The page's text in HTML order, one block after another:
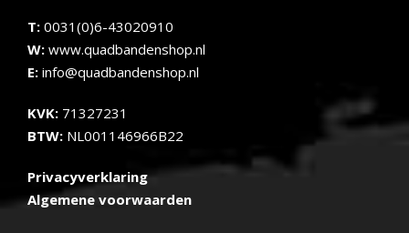
T: 0031(0)6-43020910
W: www.quadbandenshop.nl
E: info@quadbandenshop.nl
KVK: 71327231
BTW: NL001146966B22
Privacyverklaring
Algemene voorwaarden